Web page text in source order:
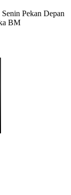
Senin Pekan Depan
BM